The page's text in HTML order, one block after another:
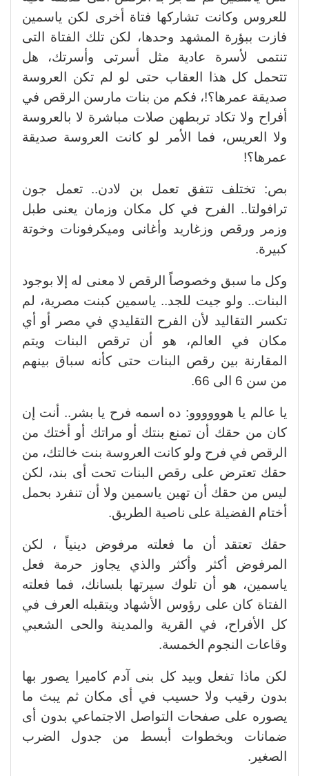
للعروس وكانت تشاركها فتاة أخرى لكن ياسمين
فازت ببؤرة المشهد وحدها، لكن تلك الفتاة التى
تنتمى لأسرة عادية مثل أسرتى وأسرتك، هل
تتحمل كل هذا العقاب حتى لو لم تكن العروسة
صديقة عمرها؟!، فكم من بنات مارسن الرقص في
أفراح ولا تكاد تربطهن صلات مباشرة لا بالعروسة
ولا العريس، فما الأمر لو كانت العروسة صديقة
عمرها؟!
بص: تختلف تتفق تعمل بن لادن.. تعمل جون
ترافولتا.. الفرح في كل مكان وزمان يعنى طبل
وزمر ورقص وزغاريد وأغانى وميكرفونات وخوتة
كبيرة.
وكل ما سبق وخصوصاً الرقص لا معنى له إلا بوجود
البنات.. ولو جيت للجد.. ياسمين كبنت مصرية، لم
تكسر التقاليد لأن الفرح التقليدي في مصر أو أي
مكان في العالم، هو أن ترقص البنات ويتم
المقارنة بين رقص البنات حتى كأنه سباق بينهم
من سن 6 الى 66.
يا عالم يا هوووووو: ده اسمه فرح يا بشر.. أنت إن
كان من حقك أن تمنع بنتك أو مراتك أو أختك من
الرقص في فرح ولو كانت العروسة بنت خالتك، من
حقك تعترض على رقص البنات تحت أى بند، لكن
ليس من حقك أن تهين ياسمين ولا أن تنفرد بحمل
أختام الفضيلة على ناصية الطريق.
حقك تعتقد أن ما فعلته مرفوض دينياً ، لكن
المرفوض أكثر وأكثر والذي يجاوز حرمة فعل
ياسمين، هو أن تلوك سيرتها بلسانك، فما فعلته
الفتاة كان على رؤوس الأشهاد ويتقبله العرف في
كل الأفراح، في القرية والمدينة والحى الشعبي
وقاعات النجوم الخمسة.
لكن ماذا تفعل وبيد كل بنى آدم كاميرا يصور بها
بدون رقيب ولا حسيب في أى مكان ثم يبث ما
يصوره على صفحات التواصل الاجتماعي بدون أى
ضمانات وبخطوات أبسط من جدول الضرب
الصغير.